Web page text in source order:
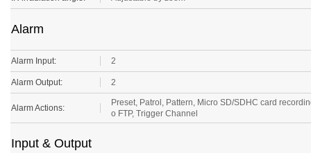
Alarm
Alarm Input: 2
Alarm Output: 2
Alarm Actions:
Preset, Patrol, Pattern, Micro SD/SDHC card
o FTP, Trigger Channel
Input & Output